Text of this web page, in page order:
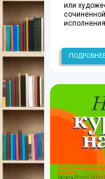
или
исполнения.